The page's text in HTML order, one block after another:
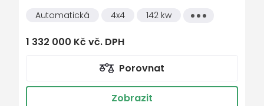
imobilizér
indikátor parkování
Isofix
kožená sedadla
Automatická
4x4 142 kw
Všechny
1 332 000 Kč vč. DPH
Porovnat
Zobrazit